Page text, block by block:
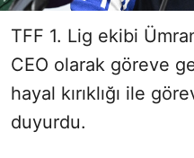
TFF 1. Lig ekibi
CEO olarak göreve
hayal kırıklığı ile
duyurdu.